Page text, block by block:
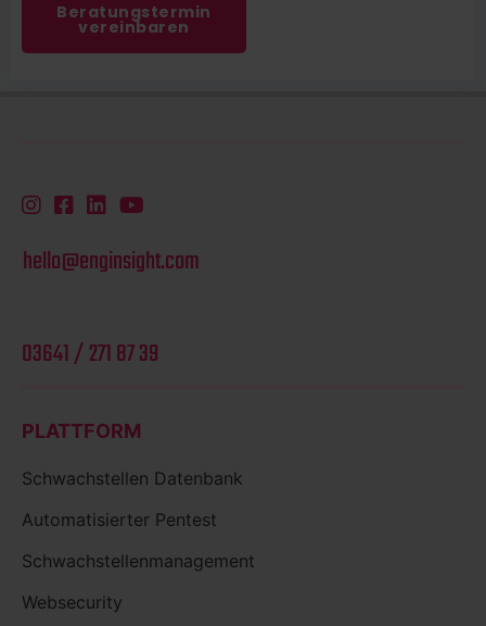
Beratungstermin
vereinbaren
hello@enginsight.com
03641 / 271 87 39
PLATTFORM
Schwachstellen Datenbank
Automatisierter Pentest
Schwachstellenmanagement
Websecurity